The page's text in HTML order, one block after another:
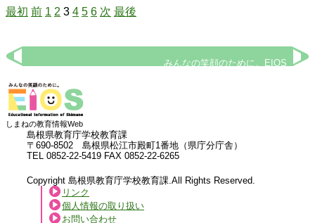
最初 前 1 2 3 4 5 6 次 最後
みんなの笑顔のために。EIOS
しまねの教育情報Web
島根県教育庁学校教育課
〒690-8502 島根県松江市殿町1番地（県庁分庁舎）
TEL 0852-22-5419 FAX 0852-22-6265
Copyright 島根県教育庁学校教育課.All Rights Reserved.
リンク
個人情報の取り扱い
お問い合わせ